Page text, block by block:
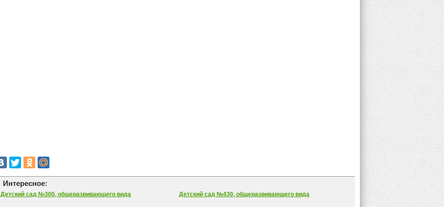
Интересное:
Детский сад №300, общеразвивающего вида Детский сад №430, общеразвивающего вида